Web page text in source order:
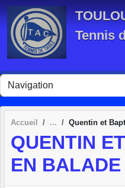
Tennis
Accueil Quentin et
QUENTIN
EN BALADE
Panneau de gestion des